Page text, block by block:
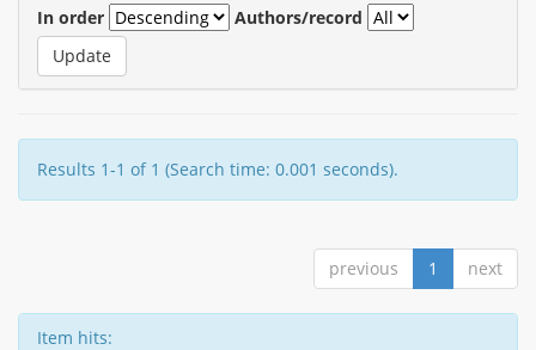
In order
Authors/record
Results 1-1 of 1 (Search time: 0.001 seconds).
previous 1 next
Item hits: